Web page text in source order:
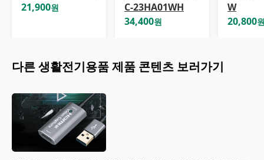
21,900원
C-23HA01WH
34,400원
W
20,800
다른생활전기용품제품 콘텐츠 보러가기